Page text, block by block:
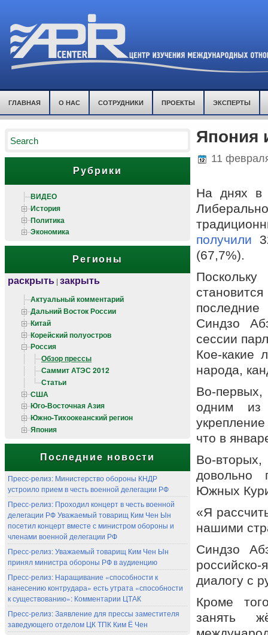
ГЛАВНАЯ О НАС СОТРУДНИКИ ПРОЕКТЫ ЭКСПЕРТЫ
Рубрики
ВИДЕО
История
Политика
Экономика
Регионы
раскрыть | закрыть
Актуальный комментарий
Дальний Восток России
Китай
Корейский полуостров
Россия
Обзор прессы
Саммит АТЭС 2012
Статьи
США
Юго-Восточная Азия
Южно-Тихоокеанский регион
Япония
Последние новости
Пресс-релиз: Министерство обороны КНДР
устроило прием в честь военной делегации РФ
Пресс-релиз: Проходил концерт в честь военной
делегации РФ Уважаемый товарищ Ким Чен Ын
посетил концерт вместе с министром обороны и
членами военной делегации РФ
Пресс-релиз: Уважаемый товарищ Ким Чен Ын
принял министра обороны РФ в аудиенцию
Пресс-релиз: Наращивание «способности к
нанесению контрудара» есть утрата «способности
к существованию»: Комментарии ЦТАК
Пресс-релиз: Заявление для прессы заместителя
заведующего отделом ЦК ТПК Ким Ё Чен
Япония
11
На днях в
получили
(67,7%).
Синдзо
сессии
Кое-какие
народа,
Во-
одним из
что в
Во-
довольно
Южных
«Я
нашими
Синдзо
диалогу с
Кроме
занять